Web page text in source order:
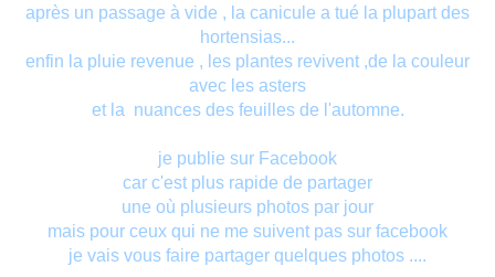
après un passage à vide , la canicule a tué la plupart des
hortensias...
enfin la pluie revenue , les plantes revivent ,de la couleur
avec les asters
et la nuances des feuilles de l'automne.
je publie sur Facebook
car c'est plus rapide de partager
une où plusieurs photos par jour
mais pour ceux qui ne me suivent pas sur facebook
je vais vous faire partager quelques photos ....